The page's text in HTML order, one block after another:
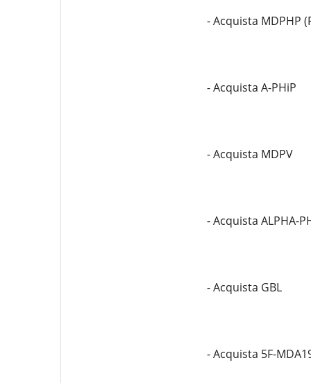
- Acquista MDPHP
- Acquista A-PHiP
- Acquista MDPV
- Acquista ALPHA-
- Acquista GBL
- Acquista 5F-